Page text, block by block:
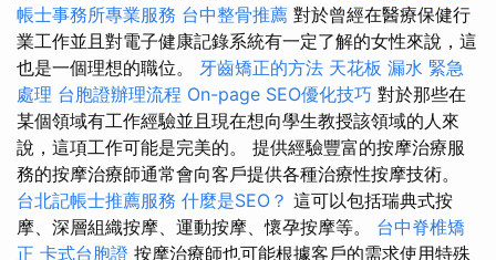
帳士事務所專業服務 台中整骨推薦 對於曾經在醫療保健行
業工作並且對電子健康記錄系統有一定了解的女性來說，這
也是一個理想的職位。 牙齒矯正的方法 天花板 漏水 緊急
處理 台胞證辦理流程 On-page SEO優化技巧 對於那些在
某個領域有工作經驗並且現在想向學生教授該領域的人來
說，這項工作可能是完美的。 提供經驗豐富的按摩治療服
務的按摩治療師通常會向客戶提供各種治療性按摩技術。
台北記帳士推薦服務 什麼是SEO？ 這可以包括瑞典式按
摩、深層組織按摩、運動按摩、懷孕按摩等。 台中脊椎矯
正 卡式台胞證 按摩治療師也可能根據客戶的需求使用特殊